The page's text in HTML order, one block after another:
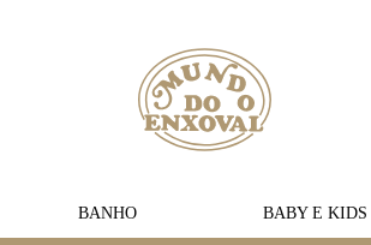
BANHO BABY E KIDS